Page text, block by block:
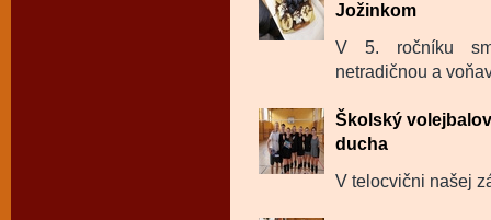
Jožinkom
V 5. ročníku
netradičnou a
Školský
ducha
V telocvični našej